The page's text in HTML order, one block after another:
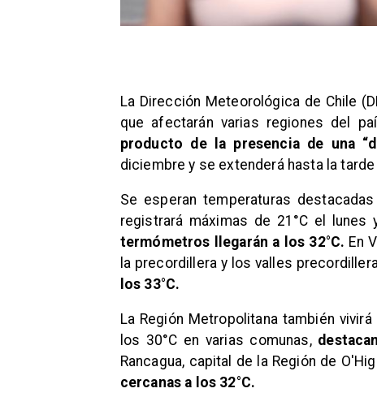
La Dirección Meteorológica de Chile
que afectarán varias regiones del
producto de la presencia de una
diciembre y se extenderá hasta la
Se esperan temperaturas
registrará máximas de 21°C el lunes
termómetros llegarán a los 32°C. En
la precordillera y los valles
los 33°C.
La Región Metropolitana también
los 30°C en varias comunas,
Rancagua, capital de la Región de
cercanas a los 32°C.